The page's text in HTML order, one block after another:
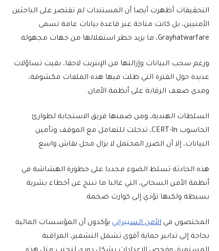
التحقيقات أظهرت أيضا أن المستندات لم تقتصر على الباحثين
الأمنيين، بل كانت متاحة عبر قاعدة بيانات عامة تسمى
Grayhatwarfare، ما يزيد خطر استغلالها من جهات مجهولة.
ورغم سحب البيانات وإزالتها من الإنترنت لاحقا، بقيت تساؤلات
عديدة حول الفترة التي ظلت فيها هذه الملفات مكشوفة،
ومدى ضعف الرقابة على أنظمة الأمان.
السلطات الهندية، ومن ضمنها فريق الاستجابة لطوارئ
الحاسوب CERT-In، تدخلت للتعامل مع الموقف وتأمين
البيانات، إلا أن الضرر المحتمل لا يزال محل نقاش واسع.
هذه الحادثة تسلط الضوء مجددا على خطورة الهشاشة في
أنظمة الأمن السحابي، التي غالبا ما تنتج عن أخطاء بشرية
بسيطة ولكنها تؤدي إلى كوارث ضخمة.
المختصون في الأمن السيبراني يؤكدون أن المؤسسات المالية
بحاجة إلى تدابير حماية أقوى تشمل التشفير، المراقبة